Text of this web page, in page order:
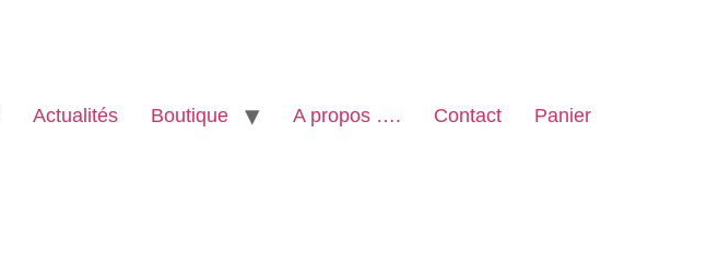
Actualités Boutique A propos …. Contact Panier